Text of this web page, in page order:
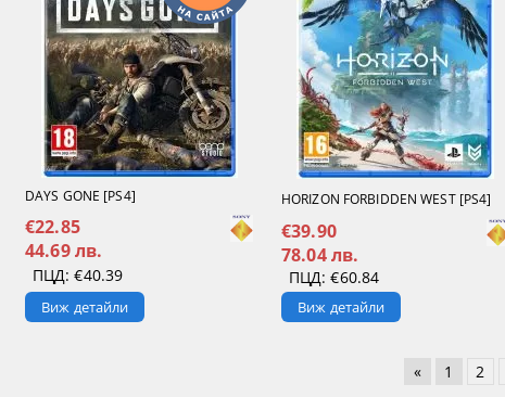
DAYS GONE [PS4]
€22.85
44.69 лв.
ПЦД: €40.39
Виж детайли
HORIZON FORBIDDEN WEST [PS4]
€39.90
78.04 лв.
ПЦД: €60.84
Виж детайли
« 1 2